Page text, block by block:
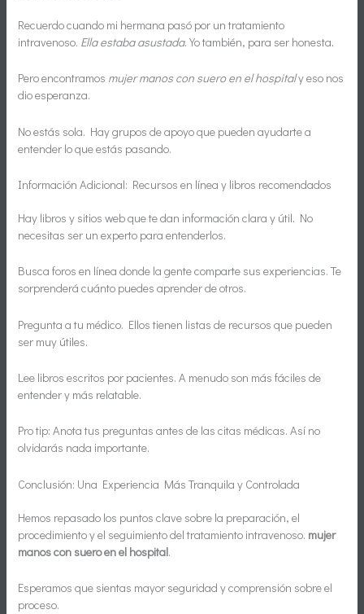
Recuerdo cuando mi hermana pasó por un tratamiento
intravenoso. Ella estaba asustada. Yo también, para ser honesta.
Pero encontramos mujer manos con suero en el hospitaly eso nos
dio esperanza.
No estás sola. Hay grupos de apoyo que pueden ayudarte a
entender lo que estás pasando.
Información Adicional: Recursos en línea y libros recomendados
Hay libros y sitios web que te dan información clara y útil. No
necesitas ser un experto para entenderlos.
Busca foros en línea donde la gente comparte sus experiencias. Te
sorprenderá cuánto puedes aprender de otros.
Pregunta a tu médico. Ellos tienen listas de recursos que pueden
ser muy útiles.
Lee libros escritos por pacientes. A menudo son más fáciles de
entender y más relatable.
Pro tip: Anota tus preguntas antes de las citas médicas. Así no
olvidarás nada importante.
Conclusión: Una Experiencia Más Tranquila y Controlada
Hemos repasado los puntos clave sobre la preparación, el
procedimiento y el seguimiento del tratamiento intravenoso. mujer
manos con suero en el hospital.
Esperamos que sientas mayor seguridad y comprensión sobre el
proceso.